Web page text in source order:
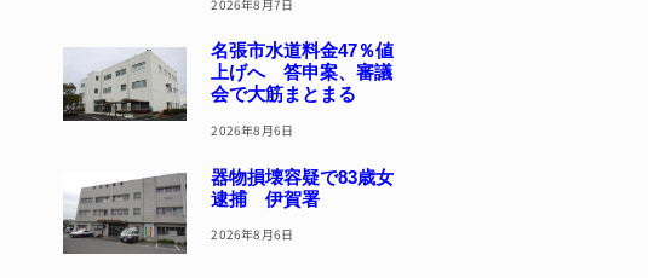
2026年8月7日
名張市水道料金47％値
上げへ 答申案、審議
会で大筋まとまる
2026年8月6日
器物損壊容疑で83歳女
逮捕 伊賀署
2026年8月6日